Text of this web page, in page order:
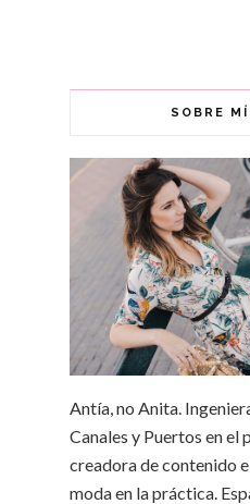
SOBRE MÍ
Antía, no Anita.
Canales y Puertos en el
creadora de contenido
moda en la práctica.